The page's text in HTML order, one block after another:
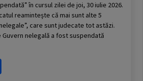
Bogdan Toader (PSD): „Românii au
de o piață RCA corectă și echilibrată!”
octombrie 2025
din Consiliul Local Ploiești
2025
în cursul zilei de joi, 30 iulie 2026.
reamintește că mai sunt alte 5
care sunt judecate tot astăzi.
Guvern nelegală a fost suspendată
Partajează